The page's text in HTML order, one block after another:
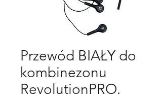
Przewód BIAŁY do
kombinezonu
RevolutionPRO.